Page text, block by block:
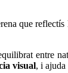
que
entre
visual, i ajuda